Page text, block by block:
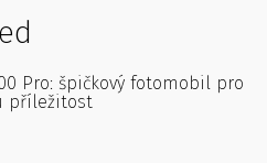
Pro: špičkový fotomobil pro
příležitost